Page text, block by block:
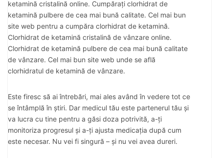
ketamină cristalină online. Cumpărați clorhidrat de
ketamină pulbere de cea mai bună calitate. Cel mai bun
site web pentru a cumpăra clorhidrat de ketamină.
Clorhidrat de ketamină cristalină de vânzare online.
Clorhidrat de ketamină pulbere de cea mai bună calitate
de vânzare. Cel mai bun site web unde se află
clorhidratul de ketamină de vânzare.
Este firesc să ai întrebări, mai ales având în vedere tot ce
se întâmplă în știri. Dar medicul tău este partenerul tău și
va lucra cu tine pentru a găsi doza potrivită, a-ți
monitoriza progresul și a-ți ajusta medicația după cum
este necesar. Nu vei fi singură – și nu vei avea dureri.